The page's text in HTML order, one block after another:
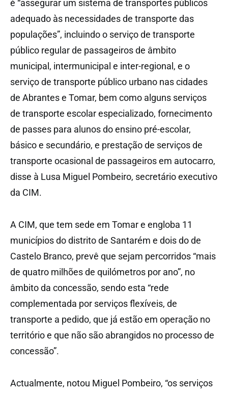
é “assegurar um sistema de transportes públicos
adequado às necessidades de transporte das
populações”, incluindo o serviço de transporte
público regular de passageiros de âmbito
municipal, intermunicipal e inter-regional, e o
serviço de transporte público urbano nas cidades
de Abrantes e Tomar, bem como alguns serviços
de transporte escolar especializado, fornecimento
de passes para alunos do ensino pré-escolar,
básico e secundário, e prestação de serviços de
transporte ocasional de passageiros em autocarro,
disse à Lusa Miguel Pombeiro, secretário executivo
da CIM.
A CIM, que tem sede em Tomar e engloba 11
municípios do distrito de Santarém e dois do de
Castelo Branco, prevê que sejam percorridos “mais
de quatro milhões de quilómetros por ano”, no
âmbito da concessão, sendo esta “rede
complementada por serviços flexíveis, de
transporte a pedido, que já estão em operação no
território e que não são abrangidos no processo de
concessão”.
Actualmente, notou Miguel Pombeiro, “os serviços